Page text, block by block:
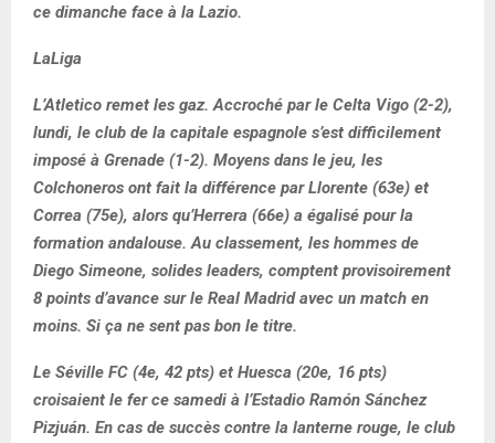
ce dimanche face à la Lazio.
LaLiga
L’Atletico remet les gaz. Accroché par le Celta Vigo (2-2),
lundi, le club de la capitale espagnole s’est difficilement
imposé à Grenade (1-2). Moyens dans le jeu, les
Colchoneros ont fait la différence par Llorente (63e) et
Correa (75e), alors qu’Herrera (66e) a égalisé pour la
formation andalouse. Au classement, les hommes de
Diego Simeone, solides leaders, comptent provisoirement
8 points d’avance sur le Real Madrid avec un match en
moins. Si ça ne sent pas bon le titre.
Le Séville FC (4e, 42 pts) et Huesca (20e, 16 pts)
croisaient le fer ce samedi à l’Estadio Ramón Sánchez
Pizjuán. En cas de succès contre la lanterne rouge, le club